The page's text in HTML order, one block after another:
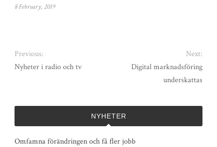
8 February, 2019
Previous:
Nyheter i radio och tv
Next:
Digital marknadsföring
underskattas
NYHETER
Omfamna förändringen och få fler jobb